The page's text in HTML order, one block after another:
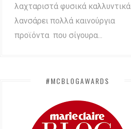
λαχταριστά φυσικά καλλυντικά
λανσάρει πολλά καινούργια
προϊόντα που σίγουρα...
#MCBLOGAWARDS